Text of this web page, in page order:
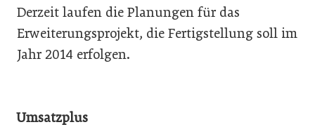
Derzeit laufen die Planungen für das
Erweiterungsprojekt, die Fertigstellung soll im
Jahr 2014 erfolgen.
Umsatzplus